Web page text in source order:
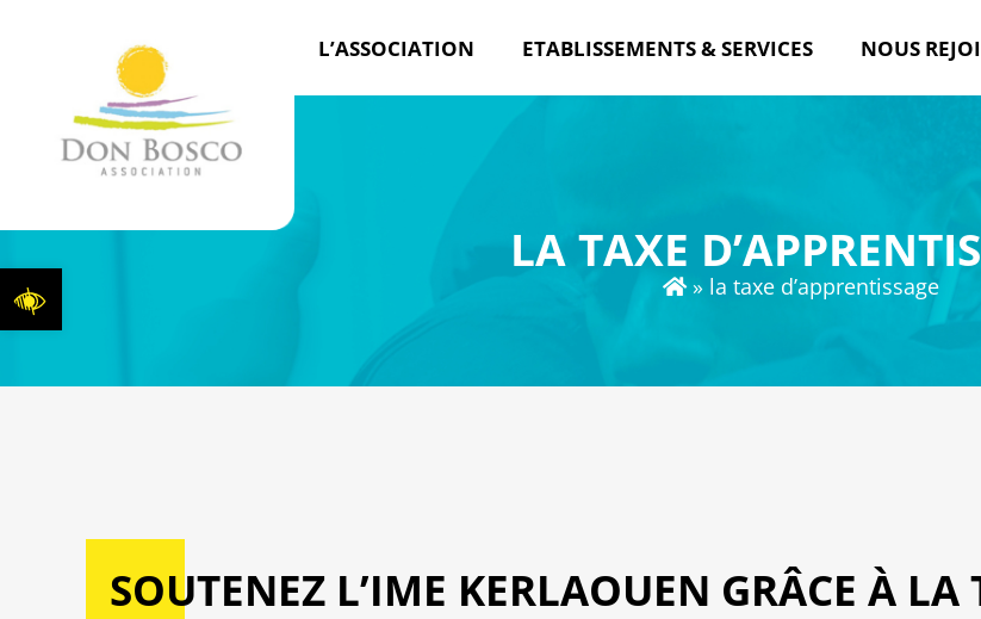
Ouvrir la barre d’outils
L’ASSOCIATION ETABLISSEMENTS & SERVICES NOUS
LA TAXE
» la taxe d’apprentissage
SOUTENEZ L’IME KERLAOUEN GRÂCE À LA